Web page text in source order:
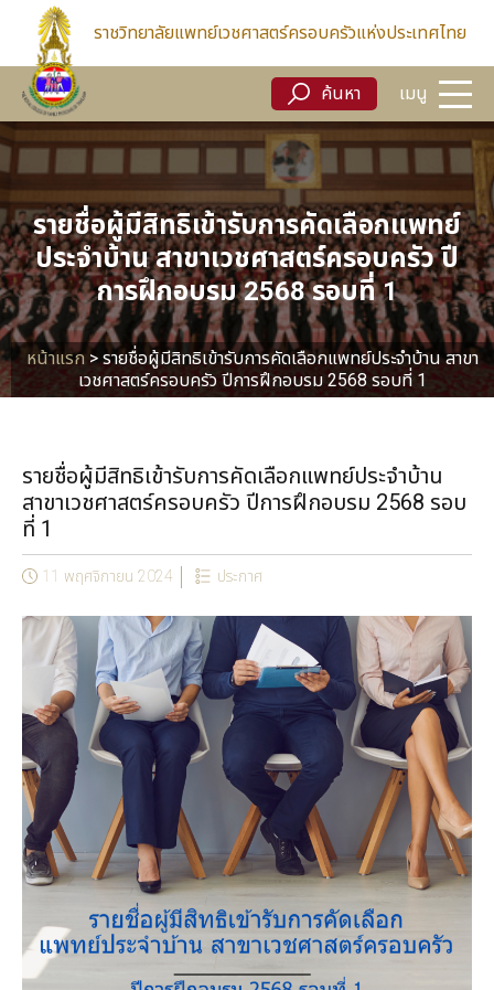
ราชวิทยาลัยแพทย์เวชศาสตร์ครอบครัวแห่งประเทศไทย
ค้นหา เมนู
ค้นหา เมนู
รายชื่อผู้มีสิทธิเข้ารับการคัดเลือกแพทย์
ประจำบ้าน สาขาเวชศาสตร์ครอบครัว ปี
การฝึกอบรม 2568 รอบที่ 1
หน้าแรก >รายชื่อผู้มีสิทธิเข้ารับการคัดเลือกแพทย์ประจำบ้าน สาขา
เวชศาสตร์ครอบครัว ปีการฝึกอบรม 2568 รอบที่ 1
รายชื่อผู้มีสิทธิเข้ารับการคัดเลือกแพทย์ประจำบ้าน
สาขาเวชศาสตร์ครอบครัว ปีการฝึกอบรม 2568 รอบ
ที่ 1
11 พฤศจิกายน 2024 ประกาศ